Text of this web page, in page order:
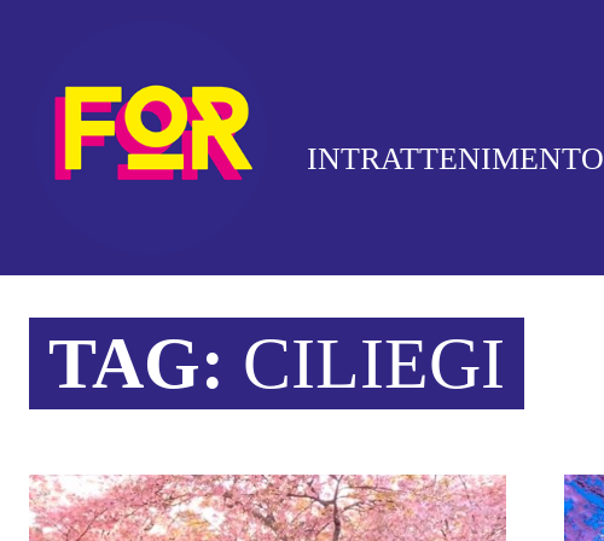
INTRATTENIMENTO
TAG: CILIEGI